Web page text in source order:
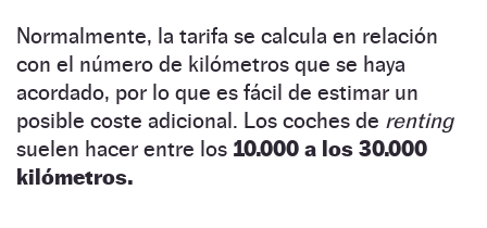
Normalmente, la tarifa se calcula en relación
con el número de kilómetros que se haya
acordado, por lo que es fácil de estimar un
posible coste adicional. Los coches de renting
suelen hacer entre los 10.000 a los 30.000
kilómetros.